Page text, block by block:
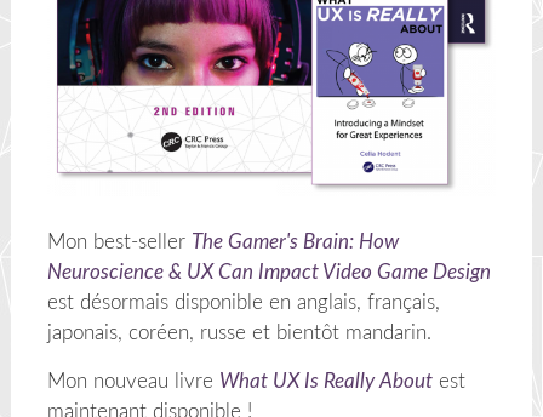
Mon best-seller The Gamer's Brain: How
Neuroscience & UX Can Impact Video Game Design
est désormais disponible en anglais, français,
japonais, coréen, russe et bientôt mandarin.
Mon nouveau livre What UX Is Really Aboutest
maintenant disponible !